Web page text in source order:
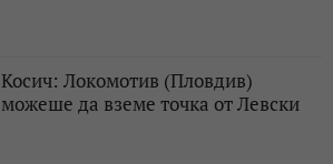
Косич: Локомотив (Пловдив)
можеше да вземе точка от Левски